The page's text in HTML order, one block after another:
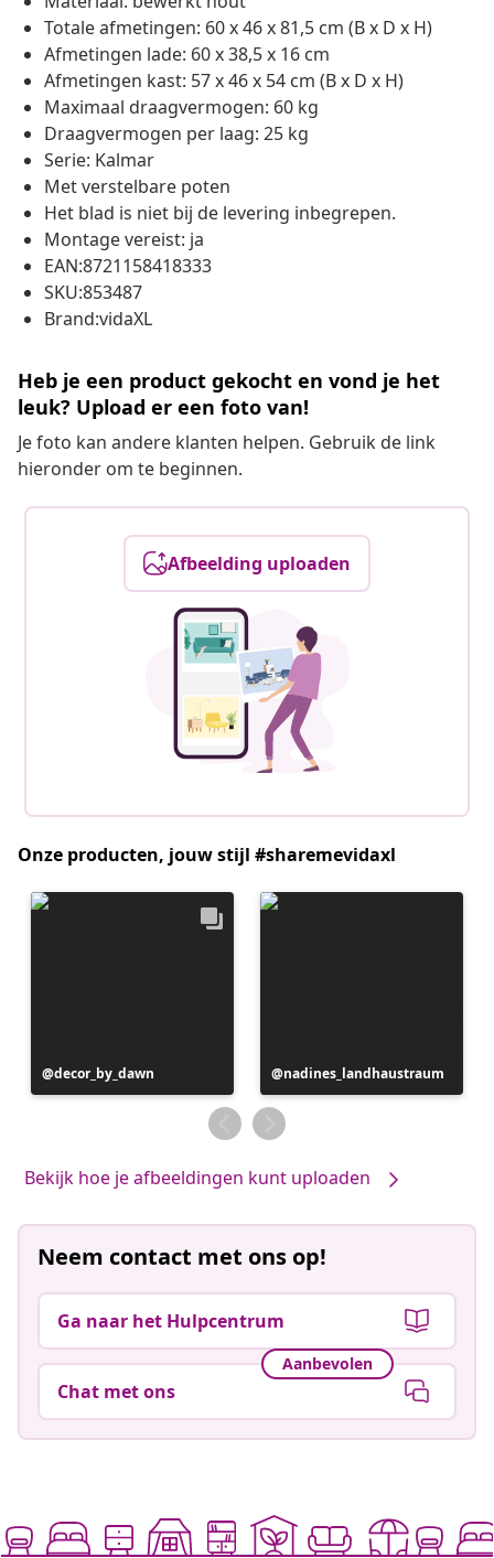
Totale afmetingen: 60 x 46 x 81,5 cm (B x D x H)
Afmetingen lade: 60 x 38,5 x 16 cm
Afmetingen kast: 57 x 46 x 54 cm (B x D x H)
Maximaal draagvermogen: 60 kg
Draagvermogen per laag: 25 kg
Serie: Kalmar
Met verstelbare poten
Het blad is niet bij de levering inbegrepen.
Montage vereist: ja
EAN:8721158418333
SKU:853487
Brand:vidaXL
Heb je een product gekocht en vond je het
leuk? Upload er een foto van!
Je foto kan andere klanten helpen. Gebruik de link
hieronder om te beginnen.
Afbeelding uploaden
Onze producten, jouw stijl #sharemevidaxl
Bericht
gepubliceerd
decor_by_dawn
Bericht
gepubliceerd
door
nadines_landhaustraum
Bekijk hoe je afbeeldingen kunt uploaden
Neem contact met ons op!
Ga naar het Hulpcentrum
Aanbevolen
Chat met ons